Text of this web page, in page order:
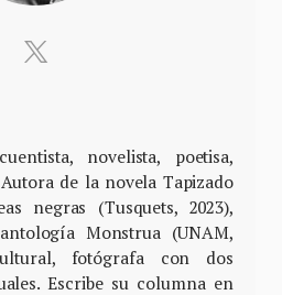
novelista, poetisa,
de la novela Tapizado
negras (Tusquets, 2023),
Monstrua (UNAM,
fotógrafa con dos
Escribe su columna en